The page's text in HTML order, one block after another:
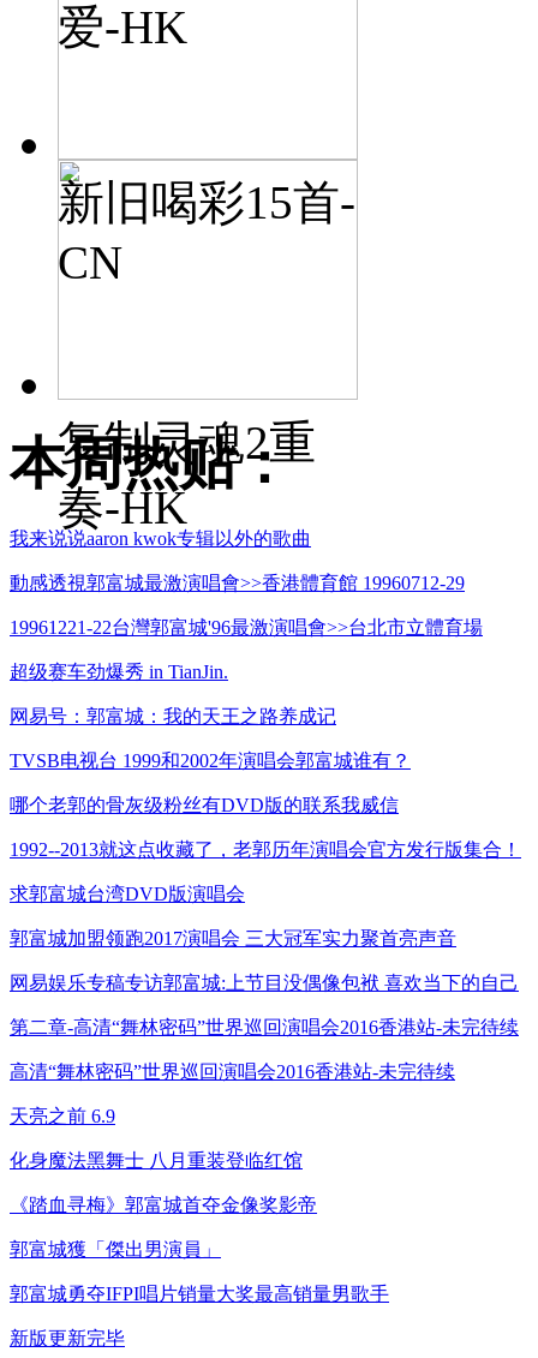
爱-HK
新旧喝彩15首-
CN
复制灵魂2重
奏-HK
本周热贴：
我来说说aaron kwok专辑以外的歌曲
動感透視郭富城最激演唱會>>香港體育館 19960712-29
19961221-22台灣郭富城'96最激演唱會>>台北市立體育場
超级赛车劲爆秀 in TianJin.
网易号：郭富城：我的天王之路养成记
TVSB电视台 1999和2002年演唱会郭富城谁有？
哪个老郭的骨灰级粉丝有DVD版的联系我威信
1992--2013就这点收藏了，老郭历年演唱会官方发行版集合！
求郭富城台湾DVD版演唱会
郭富城加盟领跑2017演唱会 三大冠军实力聚首亮声音
网易娱乐专稿专访郭富城:上节目没偶像包袱 喜欢当下的自己
第二章-高清“舞林密码”世界巡回演唱会2016香港站-未完待续
高清“舞林密码”世界巡回演唱会2016香港站-未完待续
天亮之前 6.9
化身魔法黑舞士 八月重装登临红馆
《踏血寻梅》郭富城首夺金像奖影帝
郭富城獲「傑出男演員」
郭富城勇夺IFPI唱片销量大奖最高销量男歌手
新版更新完毕